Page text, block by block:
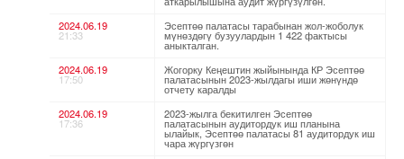
2024.06.19
21:33
Эсептөө палатасы тарабынан жол-жоболук
мүнөздөгү бузуулардын 1 422 фактысы
аныкталган.
2024.06.19
17:50
Жогорку Кеңештин жыйынында КР Эсептөө
палатасынын 2023-жылдагы иши жөнүндө
отчету каралды
2024.06.19
17:36
2023-жылга бекитилген Эсептөө
палатасынын аудитордук иш планына
ылайык, Эсептөө палатасы 81 аудитордук иш
чара жүргүзгөн